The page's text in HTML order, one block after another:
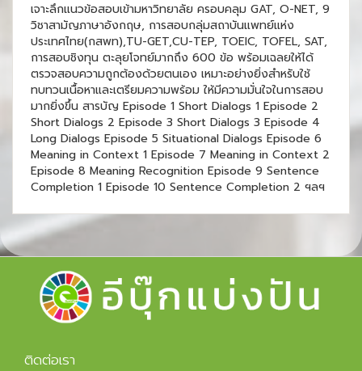
เจาะลึกแนวข้อสอบเข้ามหาวิทยาลัย ครอบคลุม GAT, O-NET, 9
วิชาสามัญภาษาอังกฤษ, การสอบกลุ่มสถาบันแพทย์แห่ง
ประเทศไทย(กสพท),TU-GET,CU-TEP, TOEIC, TOFEL, SAT,
การสอบชิงทุน ตะลุยโจทย์มากถึง 600 ข้อ พร้อมเฉลยให้ได้
ตรวจสอบความถูกต้องด้วยตนเอง เหมาะอย่างยิ่งสำหรับใช้
ทบทวนเนื้อหาและเตรียมความพร้อม ให้มีความมั่นใจในการสอบ
มากยิ่งขึ้น สารบัญ Episode 1 Short Dialogs 1 Episode 2
Short Dialogs 2 Episode 3 Short Dialogs 3 Episode 4
Long Dialogs Episode 5 Situational Dialogs Episode 6
Meaning in Context 1 Episode 7 Meaning in Context 2
Episode 8 Meaning Recognition Episode 9 Sentence
Completion 1 Episode 10 Sentence Completion 2 ฯลฯ
ติดต่อเรา